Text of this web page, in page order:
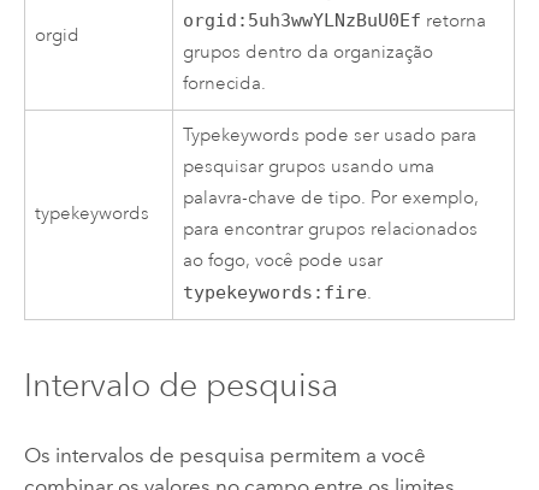
orgid
orgid:5uh3wwYLNzBuU0Ef retorna
grupos dentro da organização
fornecida.
typekeywords
Typekeywords pode ser usado para
pesquisar grupos usando uma
palavra-chave de tipo. Por exemplo,
para encontrar grupos relacionados
ao fogo, você pode usar
typekeywords:fire.
Intervalo de pesquisa
Os intervalos de pesquisa permitem a você